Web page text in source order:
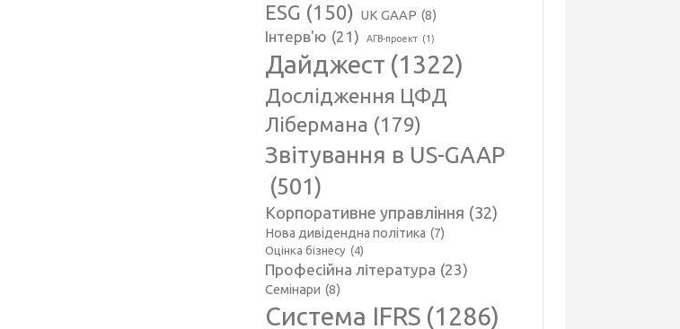
ESG (150) UK GAAP (8)
Інтерв'ю (21) АГВ-проект (1)
Дайджест (1322)
Дослідження ЦФД
Лібермана (179)
Звітування в US-GAAP
(501)
Корпоративне управління (32)
Нова дивідендна політика (7)
Оцінка бізнесу (4)
Професійна література (23)
Семінари (8)
Система IFRS (1286)